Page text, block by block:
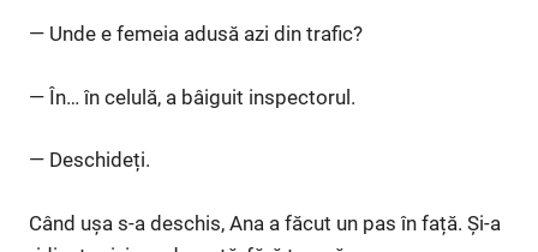
— Unde e femeia adusă azi din trafic?
— În… în celulă, a bâiguit inspectorul.
— Deschideți.
Când ușa s-a deschis, Ana a făcut un pas în față. Și-a